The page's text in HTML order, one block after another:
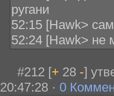
ругани
52:15 [Hawk>
52:24 [Hawk> не
#212 [+ 28 -]
20:47:28 · 0